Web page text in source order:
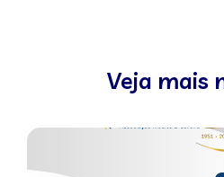
Veja mais